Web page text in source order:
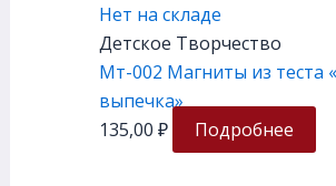
Нет на складе
Детское Творчество
Мт-002 Магниты из теста
выпечка»
135,00 ₽ Подробнее